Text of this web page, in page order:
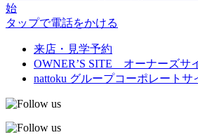
始
タップで電話をかける
来店・見学予約
OWNER’S SITE オーナーズサ
nattoku グループコーポレートサ